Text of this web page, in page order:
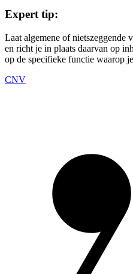
Expert tip:
Laat algemene of nietszeggende
en richt je in plaats daarvan op
op de specifieke functie waarop
CNV